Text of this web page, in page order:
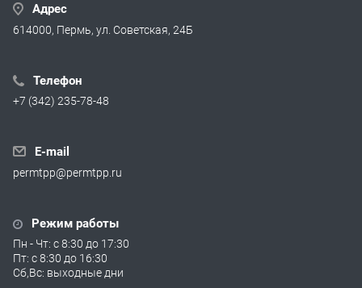
Адрес
614000, Пермь, ул. Советская, 24Б
Телефон
+7 (342) 235-78-48
E-mail
permtpp@permtpp.ru
Режим работы
Пн - Чт: с 8:30 до 17:30
Пт: с 8:30 до 16:30
Сб,Вс: выходные дни